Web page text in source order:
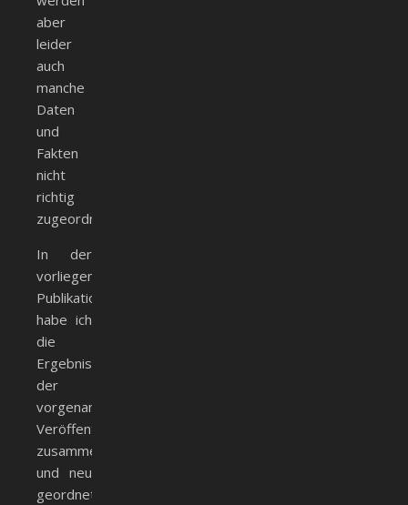
aber
leider
auch
manche
Daten
und
Fakten
nicht
richtig
zugeordnet.
In der
vorliegenden
Publikation
habe ich
die
Ergebnisse
der
vorgenannten
Veröffentlichungen
zusammengefasst
und neu
geordnet.